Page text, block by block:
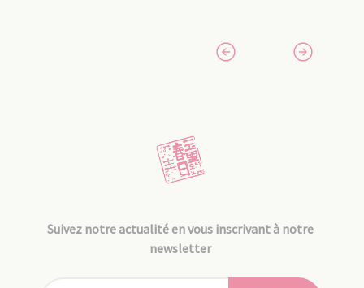
Suivez notre actualité en vous inscrivant à notre
newsletter